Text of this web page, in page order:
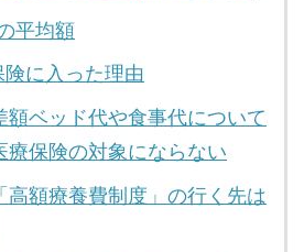
平均額
に入った理由
額ベッド代や食事代について
療保険の対象にならない
高額療養費制度」の行く先は